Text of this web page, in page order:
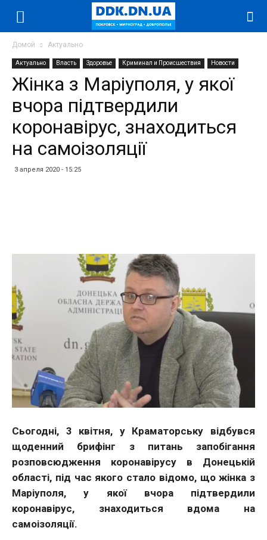
Домой Актуально
Актуально Власть Здоровье Криминал и Происшествия Новости
Жінка з Маріуполя, у якої
вчора підтвердили
коронавірус, знаходиться
на самоізоляції
3 апреля 2020 - 15:25
Сьогодні, 3 квітня, у Краматорську відбувся
щоденний брифінг з питань запобігання
розповсюдження коронавірусу в Донецькій
області, під час якого стало відомо, що жінка з
Маріуполя, у якої вчора підтвердили
коронавірус, знаходиться вдома на
самоізоляції.